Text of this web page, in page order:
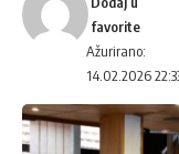
Ažurirano:
14.02.2026